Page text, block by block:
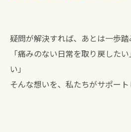
疑問が解決すれば、あとは一歩踏
「痛みのない日常を取り戻した
い」
そんな想いを、私たちがサポート